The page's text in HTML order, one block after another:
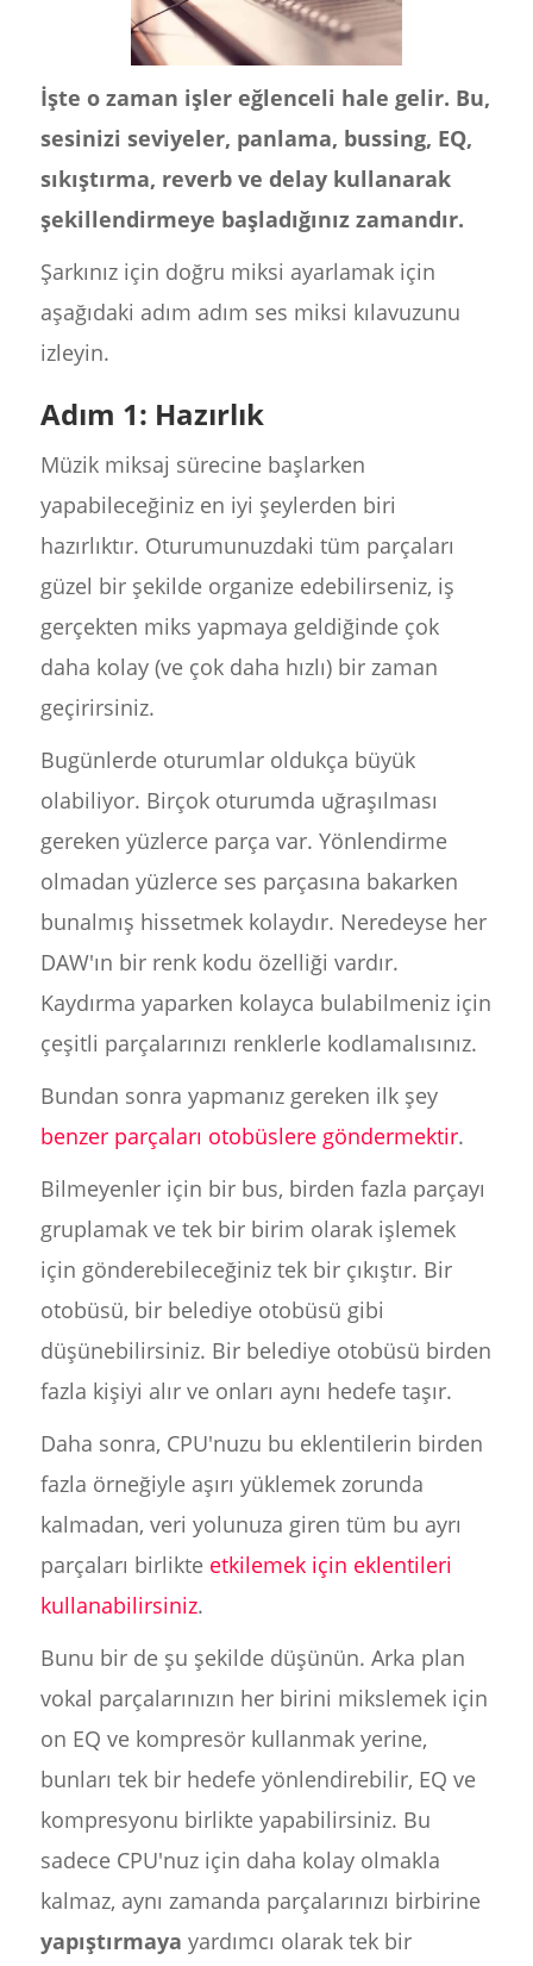
İşte o zaman işler eğlenceli hale gelir. Bu,
sesinizi seviyeler, panlama, bussing, EQ,
sıkıştırma, reverb ve delay kullanarak
şekillendirmeye başladığınız zamandır.
Şarkınız için doğru miksi ayarlamak için
aşağıdaki adım adım ses miksi kılavuzunu
izleyin.
Adım 1: Hazırlık
Müzik miksaj sürecine başlarken
yapabileceğiniz en iyi şeylerden biri
hazırlıktır. Oturumunuzdaki tüm parçaları
güzel bir şekilde organize edebilirseniz, iş
gerçekten miks yapmaya geldiğinde çok
daha kolay (ve çok daha hızlı) bir zaman
geçirirsiniz.
Bugünlerde oturumlar oldukça büyük
olabiliyor. Birçok oturumda uğraşılması
gereken yüzlerce parça var. Yönlendirme
olmadan yüzlerce ses parçasına bakarken
bunalmış hissetmek kolaydır. Neredeyse her
DAW'ın bir renk kodu özelliği vardır.
Kaydırma yaparken kolayca bulabilmeniz için
çeşitli parçalarınızı renklerle kodlamalısınız.
Bundan sonra yapmanız gereken ilk şey
benzer parçaları otobüslere göndermektir.
Bilmeyenler için bir bus, birden fazla parçayı
gruplamak ve tek bir birim olarak işlemek
için gönderebileceğiniz tek bir çıkıştır. Bir
otobüsü, bir belediye otobüsü gibi
düşünebilirsiniz. Bir belediye otobüsü birden
fazla kişiyi alır ve onları aynı hedefe taşır.
Daha sonra, CPU'nuzu bu eklentilerin birden
fazla örneğiyle aşırı yüklemek zorunda
kalmadan, veri yolunuza giren tüm bu ayrı
parçaları birlikte etkilemek için eklentileri
kullanabilirsiniz.
Bunu bir de şu şekilde düşünün. Arka plan
vokal parçalarınızın her birini mikslemek için
on EQ ve kompresör kullanmak yerine,
bunları tek bir hedefe yönlendirebilir, EQ ve
kompresyonu birlikte yapabilirsiniz. Bu
sadece CPU'nuz için daha kolay olmakla
kalmaz, aynı zamanda parçalarınızı birbirine
yapıştırmaya yardımcı olarak tek bir